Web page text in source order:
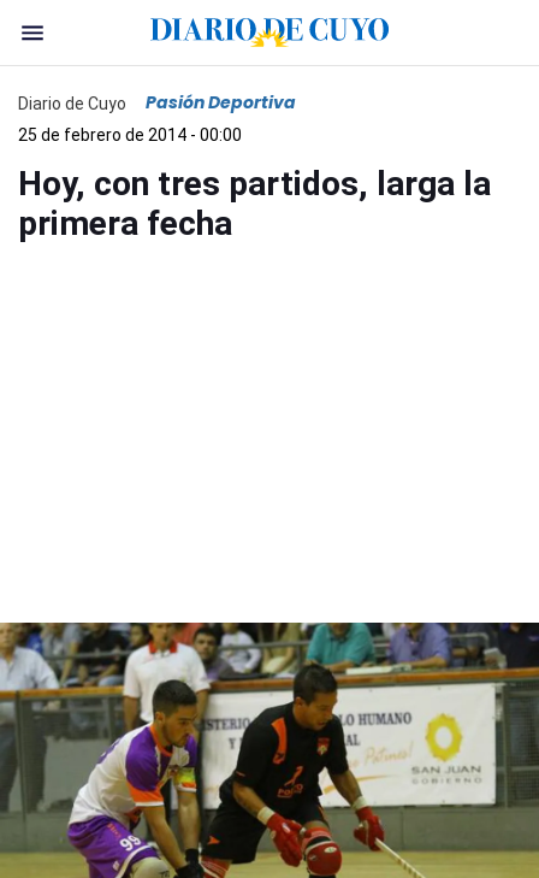
Diario de Cuyo Pasión Deportiva
25 de febrero de 2014 - 00:00
Hoy, con tres partidos, larga la
primera fecha